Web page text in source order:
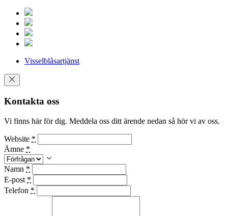
Visselblåsartjänst
Kontakta oss
Vi finns här för dig. Meddela oss ditt ärende nedan så hör vi av oss.
Website *
Ämne *
Namn *
E-post *
Telefon *